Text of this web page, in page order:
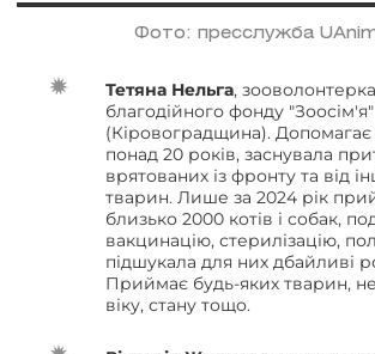
Фото: пресслужба
Тетяна Нельга,
благодійного фонду "Зоосім'я"
(Кіровоградщина).
понад 20 років, заснувала
врятованих із фронту та від
тварин. Лише за 2024 рік
близько 2000 котів і собак,
вакцинацію, стерилізацію,
підшукала для них дбайливі
Приймає будь-яких тварин,
віку, стану тощо.